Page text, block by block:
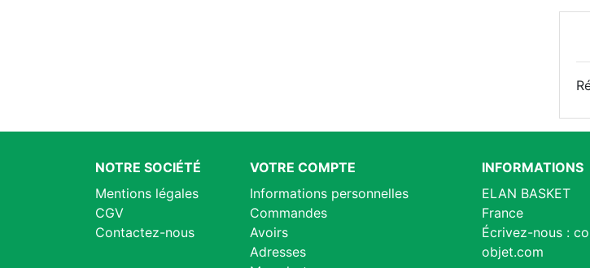
NOTRE SOCIÉTÉ
Mentions légales
CGV
Contactez-nous
VOTRE COMPTE
Informations personnelles
Commandes
Avoirs
Adresses
INFORMATIONS
ELAN BASKET
France
Écrivez-nous :
objet.com